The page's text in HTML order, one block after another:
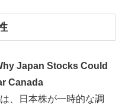
Japan Stocks Could
Canada
、日本株が一時的な調